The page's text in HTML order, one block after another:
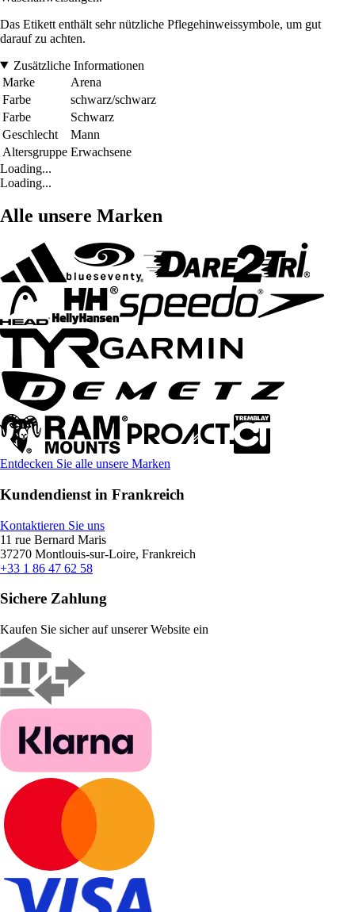
Das Etikett enthält sehr nützliche Pflegehinweissymbole, um gut
darauf zu achten.
Zusätzliche Informationen
Marke
Arena
Farbe
schwarz/schwarz
Farbe
Schwarz
Geschlecht
Mann
Altersgruppe Erwachsene
Loading...
Loading...
Alle unsere Marken
Entdecken Sie alle unsere Marken
Kundendienst in Frankreich
Kontaktieren Sie uns
11 rue Bernard Maris
37270 Montlouis-sur-Loire, Frankreich
+33 1 86 47 62 58
Sichere Zahlung
Kaufen Sie sicher auf unserer Website ein